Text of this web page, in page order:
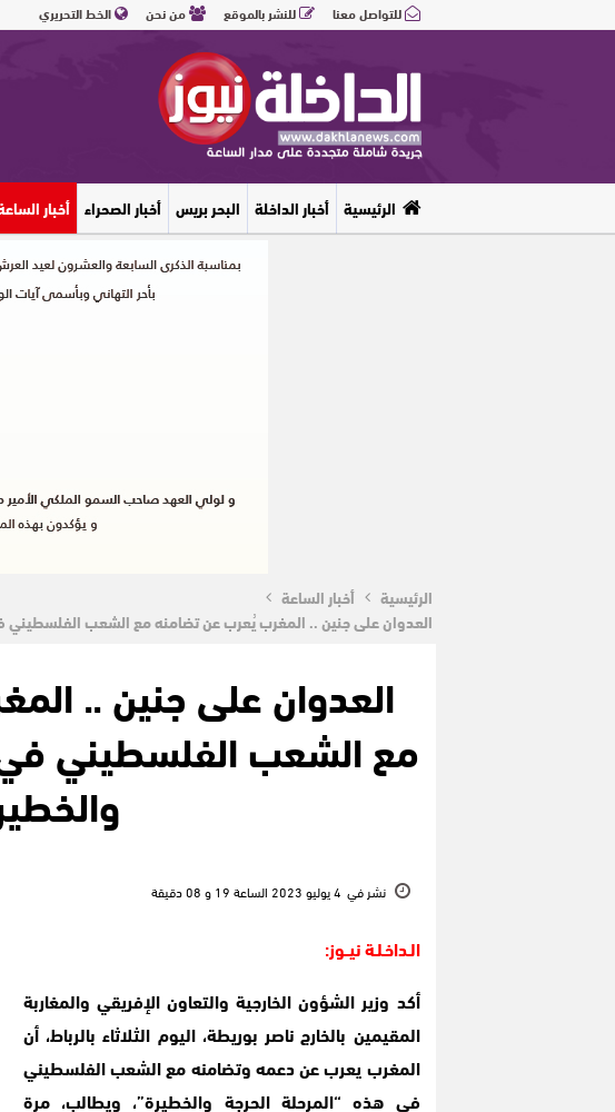
للتواصل معنا للنشر بالموقع من نحن الخط التحريري
الرئيسية أخبار الداخلة البحر بريس أخبار الصحراء أخبار
الرئيسية
أخبار الساعة
العدوان على جنين .. المغرب يُعرب عن تضامنه مع الشعب الفلسطيني
العدوان على جنين ..
مع الشعب الفلسطيني في
نشر في 4 يوليو 2023 الساعة 19 و 08 دقيقة
الـداخـلـة نيــوز:
أكد وزير الشؤون الخارجية والتعاون الإفريقي والمغاربة
المقيمين بالخارج ناصر بوريطة، اليوم الثلاثاء بالرباط، أن
المغرب يعرب عن دعمه وتضامنه مع الشعب الفلسطيني
في هذه “المرحلة الحرجة والخطيرة”، ويطالب، مرة